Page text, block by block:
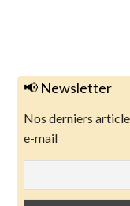
📢 Newsletter
Nos derniers
e-mail